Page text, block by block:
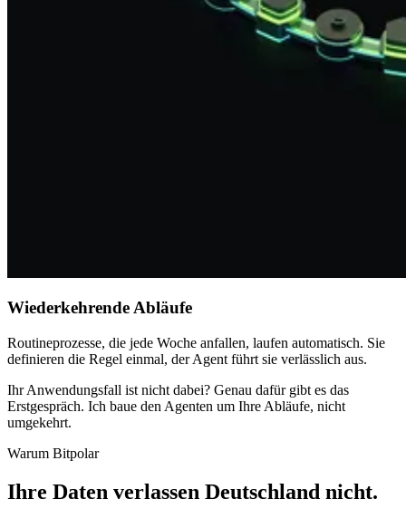
Wiederkehrende Abläufe
Routineprozesse, die jede Woche anfallen, laufen automatisch. Sie
definieren die Regel einmal, der Agent führt sie verlässlich aus.
Ihr Anwendungsfall ist nicht dabei? Genau dafür gibt es das
Erstgespräch. Ich baue den Agenten um Ihre Abläufe, nicht
umgekehrt.
Warum Bitpolar
Ihre Daten verlassen Deutschland nicht.